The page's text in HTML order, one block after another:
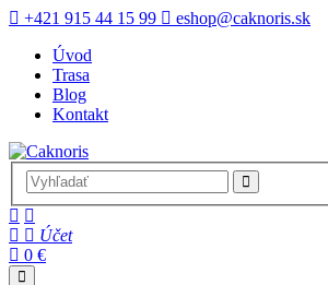
+421 915 44 15 99
eshop@caknoris.sk
Úvod
Trasa
Blog
Kontakt
Účet
0 €